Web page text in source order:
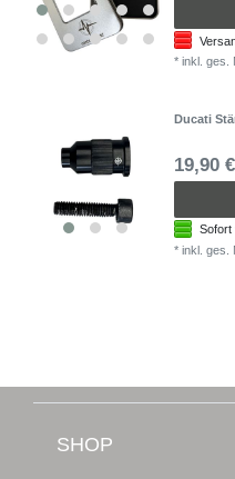
*inkl. ges.
Ducati
19,90
Sofort
*inkl. ges.
SHOP